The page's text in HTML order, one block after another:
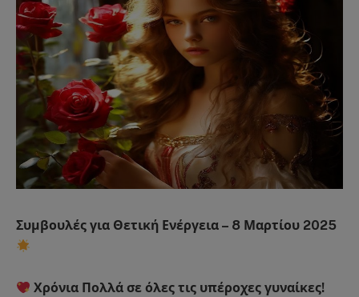
Συμβουλές για Θετική Ενέργεια – 8 Μαρτίου 2025
Χρόνια Πολλά σε όλες τις υπέροχες γυναίκες!